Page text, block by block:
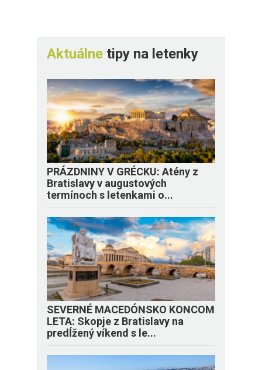
Aktuálne tipy na letenky
PRÁZDNINY V GRÉCKU: Atény z
Bratislavy v augustových
termínoch s letenkami o...
SEVERNÉ MACEDÓNSKO KONCOM
LETA: Skopje z Bratislavy na
predĺžený víkend s le...